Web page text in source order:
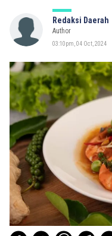
Redaksi Daerah
Author
03:10pm, 04 Oct, 2024